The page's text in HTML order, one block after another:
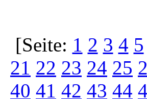
[Seite: 1 2 3 4 5
21 22 23 24 25
40 41 42 43 44